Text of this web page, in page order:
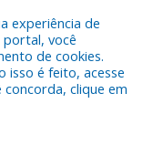
de Marapanim.
experiência de
portal, você
de cookies.
isso é feito, acesse
concorda, clique em